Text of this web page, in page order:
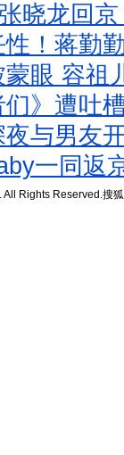
晓龙回
！蒋勤
眼 容祖
》遭吐
与男友
一同返
Rights Reserved.搜